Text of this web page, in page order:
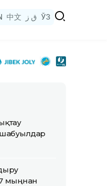
中文 ق ز ЎЗ
шабуылдар
мыңнан